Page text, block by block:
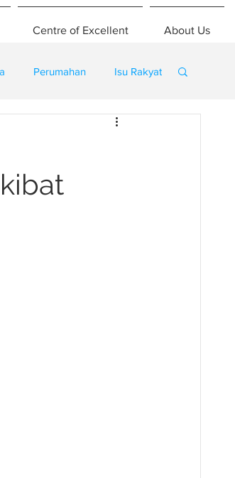
Centre of Excellent About Us
Perumahan Isu Rakyat